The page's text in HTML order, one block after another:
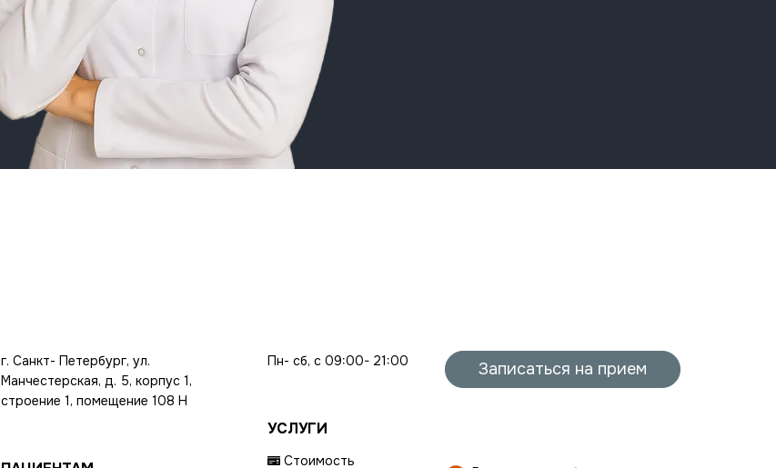
г. Санкт- Петербург, ул.
Манчестерская, д. 5, корпус 1,
строение 1, помещение 108 Н
Пн- сб, с 09:00- 21:00
УСЛУГИ
Стоимость
Записаться на прием